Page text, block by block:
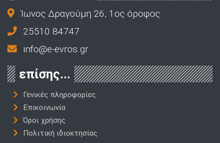
Ίωνος Δραγούμη 26, 1ος όροφος
25510 84747
info@e-evros.gr
επίσης...
Γενικές πληροφορίες
Επικοινωνία
Όροι χρήσης
Πολιτική ιδιοκτησίας